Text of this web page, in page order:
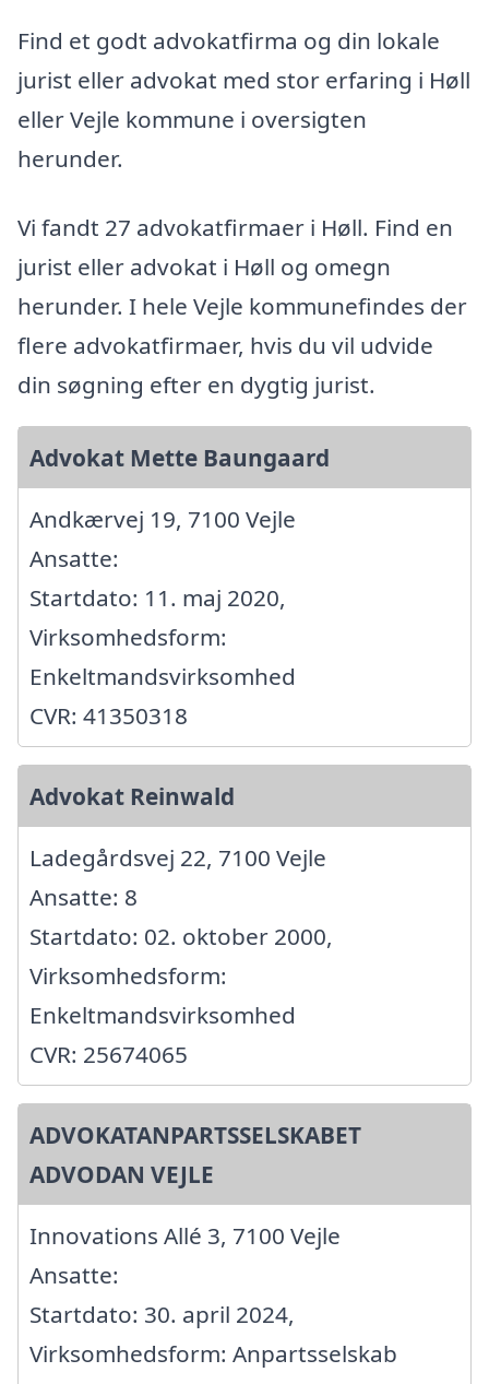
Find et godt advokatfirma og din lokale
jurist eller advokat med stor erfaring i Høll
eller Vejle kommune i oversigten
herunder.
Vi fandt 27 advokatfirmaer i Høll. Find en
jurist eller advokat i Høll og omegn
herunder. I hele Vejle kommunefindes der
flere advokatfirmaer, hvis du vil udvide
din søgning efter en dygtig jurist.
Advokat Mette Baungaard
Andkærvej 19, 7100 Vejle
Ansatte:
Startdato: 11. maj 2020,
Virksomhedsform:
Enkeltmandsvirksomhed
CVR: 41350318
Advokat Reinwald
Ladegårdsvej 22, 7100 Vejle
Ansatte: 8
Startdato: 02. oktober 2000,
Virksomhedsform:
Enkeltmandsvirksomhed
CVR: 25674065
ADVOKATANPARTSSELSKABET
ADVODAN VEJLE
Innovations Allé 3, 7100 Vejle
Ansatte:
Startdato: 30. april 2024,
Virksomhedsform: Anpartsselskab